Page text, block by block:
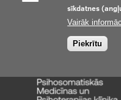
Mūsu komanda
sīkdatnes
Vairāk
Piekrītu